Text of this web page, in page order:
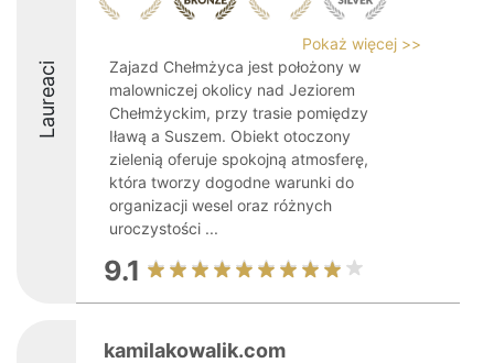
Laureaci
Pokaż więcej >>
Zajazd Chełmżyca jest położony w
malowniczej okolicy nad Jeziorem
Chełmżyckim, przy trasie pomiędzy
Iławą a Suszem. Obiekt otoczony
zielenią oferuje spokojną atmosferę,
która tworzy dogodne warunki do
organizacji wesel oraz różnych
uroczystości ...
9.1
kamilakowalik.com